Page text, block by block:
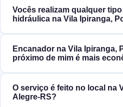
Vocês realizam qualquer
hidráulica na Vila Ipiranga,
Encanador na Vila Ipiranga,
próximo de mim é mais
O serviço é feito no local na
Alegre‑RS?